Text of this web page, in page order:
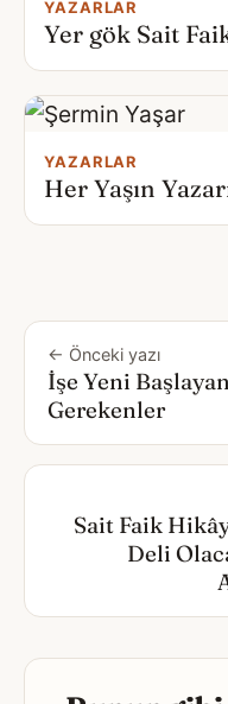
YAZARLAR
Yer gök Sait
YAZARLAR
Her Yaşın
← Önceki yazı
İşe Yeni
Gerekenler
Sait Faik
Deli